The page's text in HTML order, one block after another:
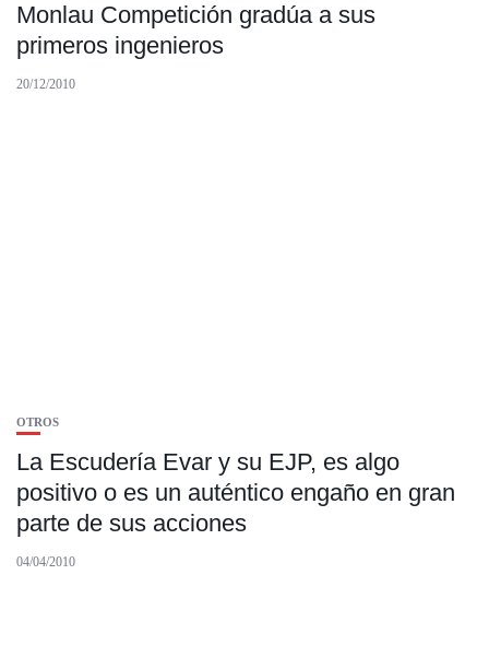
Monlau Competición gradúa a sus
primeros ingenieros
20/12/2010
OTROS
La Escudería Evar y su EJP, es algo
positivo o es un auténtico engaño en gran
parte de sus acciones
04/04/2010